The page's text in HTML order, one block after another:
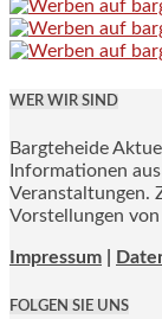
WER WIR SIND
Bargteheide
Informationen
Veranstaltungen.
Vorstellungen von
Impressum
FOLGEN SIE UNS